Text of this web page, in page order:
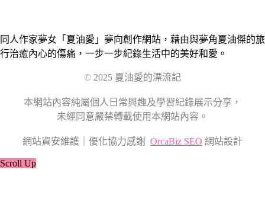
同人作家夢女「夏油愛」夢向創作網站，藉由與夢角夏油傑的旅
行治癒內心的傷痛，一步一步紀錄生活中的美好和愛。
© 2025 夏油愛的漂流記
本網站內容純屬個人日常興趣及學習紀錄展示分享，
未經同意嚴禁轉載使用本網站內容。
網站資安維護｜優化協力感謝 OrcaBiz SEO 網站設計
Scroll Up